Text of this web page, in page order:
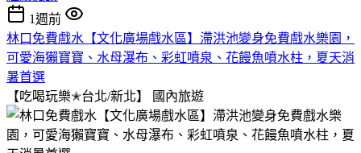
1週前
林口免費戲水【文化廣場戲水區】滯洪池變身免費戲水樂園，
可愛海獺寶寶、水母瀑布、彩虹噴泉、花饅魚噴水柱，夏天消
暑首選
【吃喝玩樂✭台北/新北】
國內旅遊